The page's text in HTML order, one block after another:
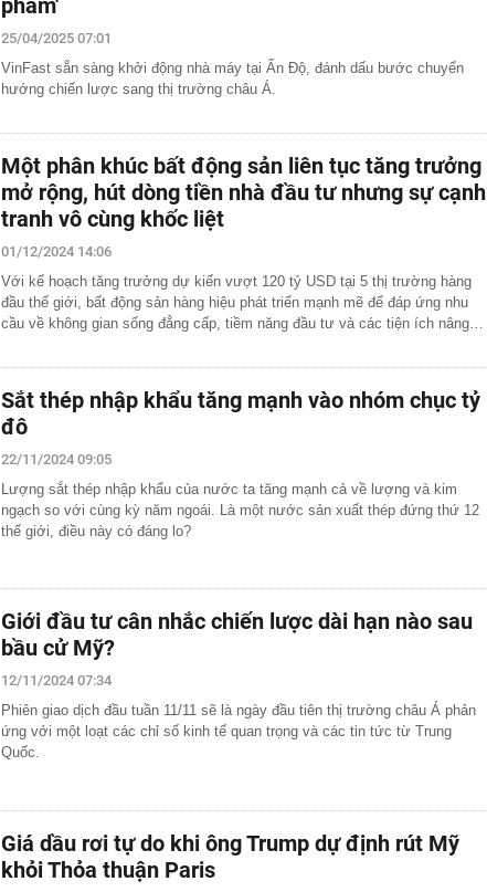
25/04/2025 07:01
VinFast sẵn sàng khởi động nhà máy tại Ấn Độ, đánh dấu bước chuyển
hướng chiến lược sang thị trường châu Á.
Một phân khúc bất động sản liên tục tăng trưởng
mở rộng, hút dòng tiền nhà đầu tư nhưng sự cạnh
tranh vô cùng khốc liệt
01/12/2024 14:06
Với kế hoạch tăng trưởng dự kiến vượt 120 tỷ USD tại 5 thị trường hàng
đầu thế giới, bất động sản hàng hiệu phát triển mạnh mẽ để đáp ứng nhu
cầu về không gian sống đẳng cấp, tiềm năng đầu tư và các tiện ích nâng…
Sắt thép nhập khẩu tăng mạnh vào nhóm chục tỷ
đô
22/11/2024 09:05
Lượng sắt thép nhập khẩu của nước ta tăng mạnh cả về lượng và kim
ngạch so với cùng kỳ năm ngoái. Là một nước sản xuất thép đứng thứ 12
thế giới, điều này có đáng lo?
Giới đầu tư cân nhắc chiến lược dài hạn nào sau
bầu cử Mỹ?
12/11/2024 07:34
Phiên giao dịch đầu tuần 11/11 sẽ là ngày đầu tiên thị trường châu Á phản
ứng với một loạt các chỉ số kinh tế quan trọng và các tin tức từ Trung
Quốc.
Giá dầu rơi tự do khi ông Trump dự định rút Mỹ
khỏi Thỏa thuận Paris